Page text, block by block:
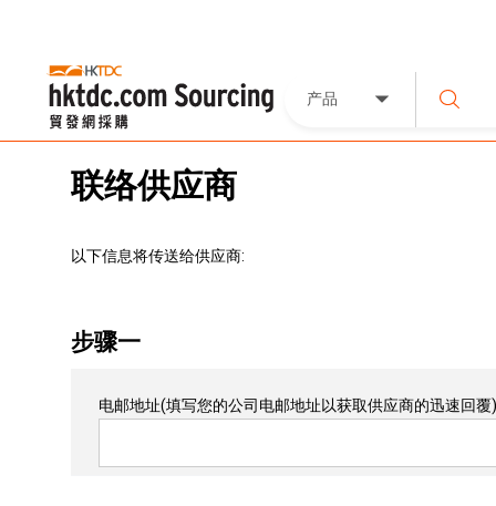
产品
联络供应商
以下信息将传送给供应商:
步骤一
电邮地址(填写您的公司电邮地址以获取供应商的迅速回覆)